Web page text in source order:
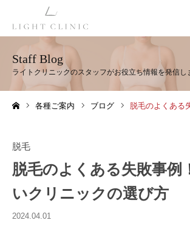
Staff Blog
各種ご案内 ブログ 脱毛のよくある失敗事例！
脱毛
脱毛のよくある失敗事例
いクリニックの選び方
2024.04.01